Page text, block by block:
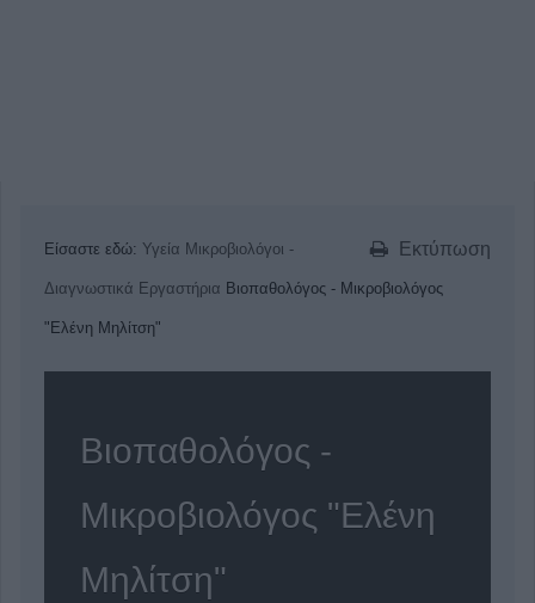
Εκτύπωση
Είσαστε εδώ: Υγεία Μικροβιολόγοι -
Διαγνωστικά Εργαστήρια Βιοπαθολόγος - Μικροβιολόγος
"Ελένη Μηλίτση"
Βιοπαθολόγος -
Μικροβιολόγος "Ελένη
Μηλίτση"